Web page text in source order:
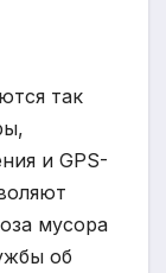
так
и GPS-
мусора
об